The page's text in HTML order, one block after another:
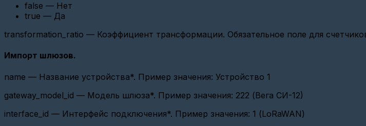
(СПОДЭС)
настроить
2727А
ЗИП)
на
тревожных
false — Нет
true — Да
transformation_ratio — Коэффициент трансформации. Обязательное поле для
Импорт шлюзов.
name — Название устройства*. Пример значения: Устройство 1
gateway_model_id — Модель шлюза*. Пример значения: 222 (Вега СИ-12)
interface_id — Интерфейс подключения*. Пример значения: 1 (LoRaWAN)